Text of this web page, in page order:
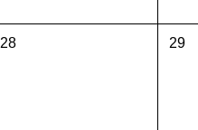
28 29